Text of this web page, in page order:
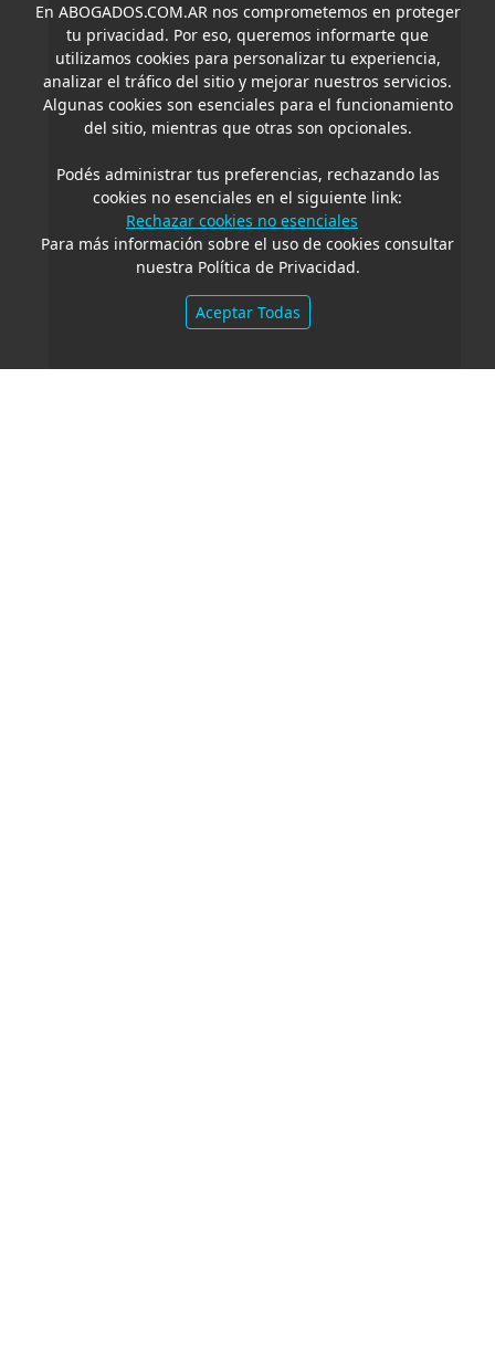
En ABOGADOS.COM.ARnos comprometemos en proteger
tu privacidad. Por eso, queremos informarte que
utilizamos cookies para personalizar tu experiencia,
analizar el tráfico del sitio y mejorar nuestros servicios.
Algunas cookies son esenciales para el funcionamiento
del sitio, mientras que otras son opcionales.
Podés administrar tus preferencias, rechazando las
cookies no esenciales en el siguiente link:
Rechazar cookies no esenciales
Para más información sobre el uso de cookies consultar
nuestra Política de Privacidad.
Aceptar Todas